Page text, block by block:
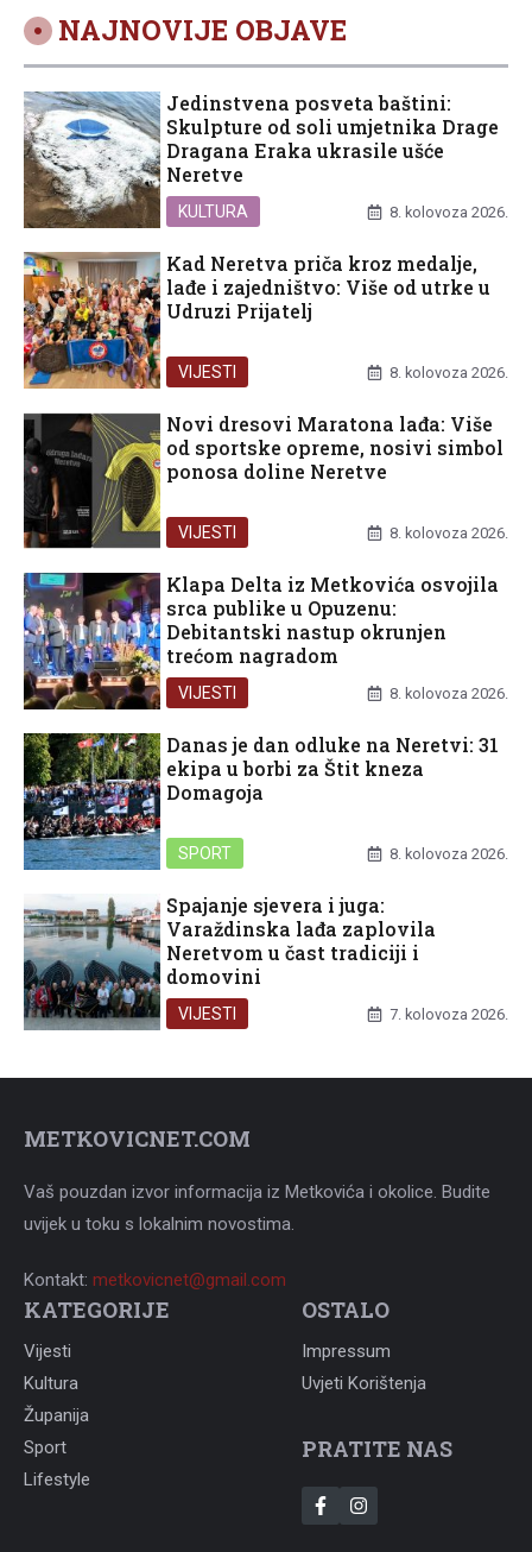
NAJNOVIJE OBJAVE
Jedinstvena posveta baštini:
Skulpture od soli umjetnika Drage
Dragana Eraka ukrasile ušće
Neretve
KULTURA 8. kolovoza 2026.
Kad Neretva priča kroz medalje,
lađe i zajedništvo: Više od utrke u
Udruzi Prijatelj
VIJESTI 8. kolovoza 2026.
Novi dresovi Maratona lađa: Više
od sportske opreme, nosivi simbol
ponosa doline Neretve
VIJESTI 8. kolovoza 2026.
Klapa Delta iz Metkovića osvojila
srca publike u Opuzenu:
Debitantski nastup okrunjen
trećom nagradom
VIJESTI 8. kolovoza 2026.
Danas je dan odluke na Neretvi: 31
ekipa u borbi za Štit kneza
Domagoja
SPORT 8. kolovoza 2026.
Spajanje sjevera i juga:
Varaždinska lađa zaplovila
Neretvom u čast tradiciji i
domovini
VIJESTI 7. kolovoza 2026.
METKOVICNET.COM
Vaš pouzdan izvor informacija iz Metkovića i okolice. Budite
uvijek u toku s lokalnim novostima.
Kontakt: metkovicnet@gmail.com
KATEGORIJE
Vijesti
Kultura
Županija
Sport
Lifestyle
OSTALO
Impressum
Uvjeti Korištenja
PRATITE NAS